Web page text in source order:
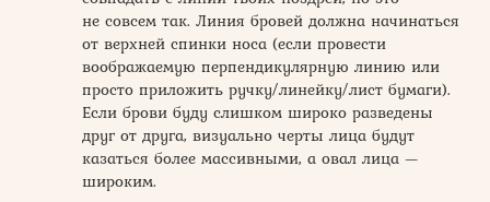
не совсем так. Линия бровей должна начинаться
от верхней спинки носа (если провести
воображаемую перпендикулярную линию или
просто приложить ручку/линейку/лист бумаги).
Если брови буду слишком широко разведены
друг от друга, визуально черты лица будут
казаться более массивными, а овал лица —
широким.